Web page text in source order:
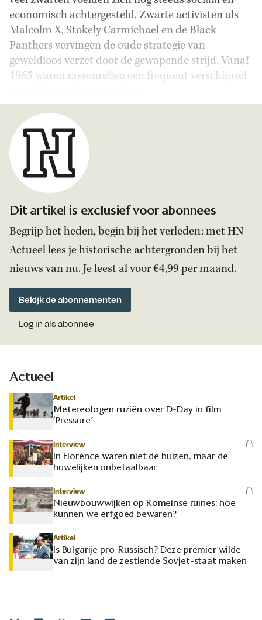
economisch achtergesteld. Zwarte activisten als
Malcolm X, Stokely Carmichael en de Black
Panthers vervingen de oude strategie van
geweldloos verzet door de gewapende strijd. Vanaf
1965 waren rassenrellen een frequent verschijnsel
Dit artikel is exclusief voor abonnees
Begrijp het heden, begin bij het verleden: met HN
Actueel lees je historische achtergronden bij het
nieuws van nu. Je leest al voor €4,99 per maand.
Bekijk de abonnementen
Log in als abonnee
Actueel
Artikel
Metereologen ruziën over D-Day in film
‘Pressure’
Interview
In Florence waren niet de huizen, maar de
huwelijken onbetaalbaar
Interview
Nieuwbouwwijken op Romeinse ruïnes: hoe
kunnen we erfgoed bewaren?
Artikel
Is Bulgarije pro-Russisch? Deze premier wilde
van zijn land de zestiende Sovjet-staat maken